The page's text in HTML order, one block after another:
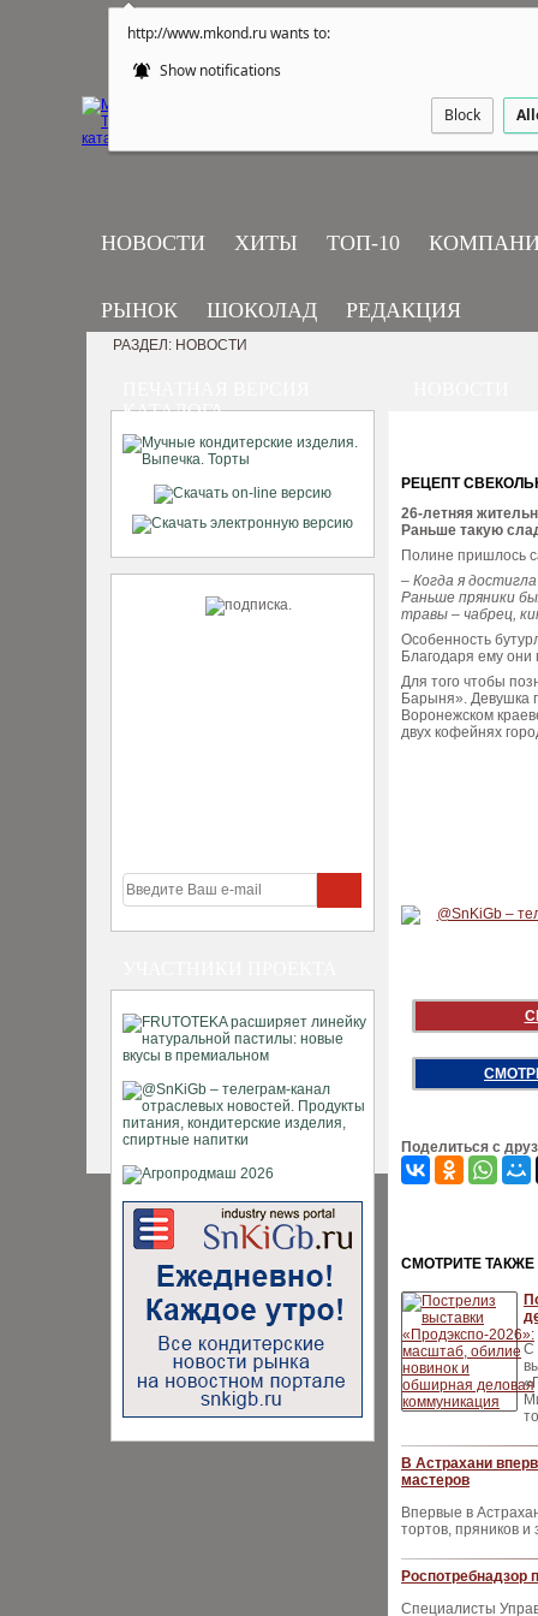
http://www.mkond.ru wants to:
Show notifications
Block
НОВОСТИ ХИТЫ ТОП-10
РЫНОК ШОКОЛАД РЕДАКЦИЯ
КАТАЛОГА
РАЗДЕЛ: НОВОСТИ
РЕЦЕПТ
26-летняя
Раньше такую
Полине пришлось
– Когда я
Раньше пряники
травы – чабрец,
Особенность
Благодаря ему
Для того чтобы
Барыня». Девушка
Воронежском
двух кофейнях
Поделиться с
CМОТРИТЕ ТАКЖЕ
С
В Астрахани
мастеров
Впервые в
тортов, пряников
Роспотребнадзор
Специалисты